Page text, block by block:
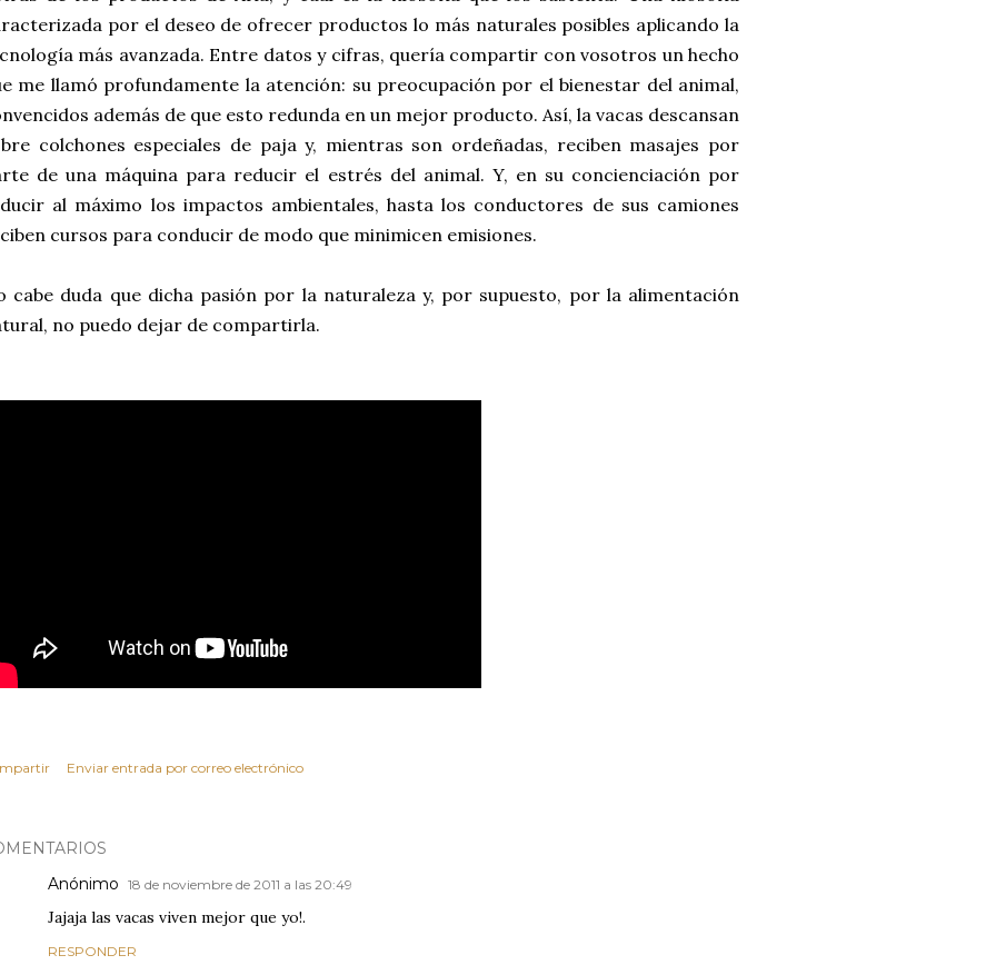
por el deseo de ofrecer productos lo más naturales posibles aplicando la
más avanzada. Entre datos y cifras, quería compartir con vosotros un hecho
me llamó profundamente la atención: su preocupación por el bienestar del animal,
además de que esto redunda en un mejor producto. Así, la vacas descansan
colchones especiales de paja y, mientras son ordeñadas, reciben masajes por
de una máquina para reducir el estrés del animal. Y, en su concienciación por
al máximo los impactos ambientales, hasta los conductores de sus camiones
cursos para conducir de modo que minimicen emisiones.
cabe duda que dicha pasión por la naturaleza y, por supuesto, por la alimentación
no puedo dejar de compartirla.
Enviar entrada por correo electrónico
Anónimo 18 de noviembre de 2011 a las 20:49
Jajaja las vacas viven mejor que yo!.
RESPONDER